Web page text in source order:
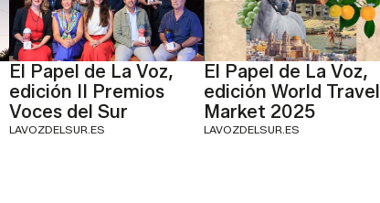
El Papel de La Voz,
edición II Premios
Voces del Sur
LAVOZDELSUR.ES
El Papel de La Voz,
edición World Travel
Market 2025
LAVOZDELSUR.ES